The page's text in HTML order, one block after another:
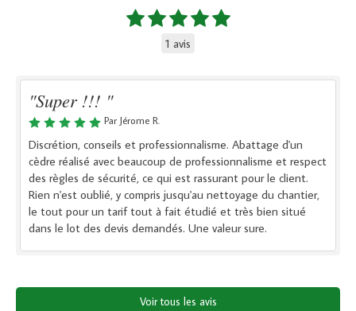
1 avis
"Super !!! "
Par Jérome R.
Discrétion, conseils et professionnalisme. Abattage d'un
cèdre réalisé avec beaucoup de professionnalisme et respect
des règles de sécurité, ce qui est rassurant pour le client.
Rien n'est oublié, y compris jusqu'au nettoyage du chantier,
le tout pour un tarif tout à fait étudié et très bien situé
dans le lot des devis demandés. Une valeur sure.
Voir tous les avis